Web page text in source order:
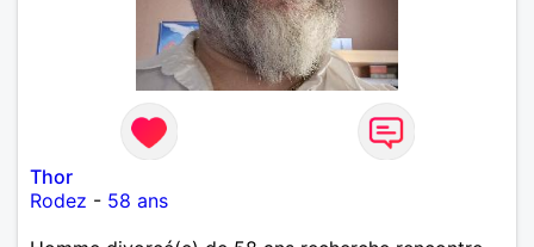
Thor
Rodez - 58 ans